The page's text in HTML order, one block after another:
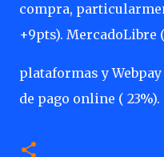
compra,
+9pts). MercadoLibre
plataformas y
de pago online ( 23%).